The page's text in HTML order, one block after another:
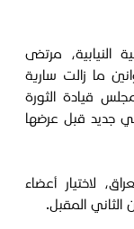
النيابية، مرتضى
ما زالت سارية
قيادة الثورة
جديد قبل عرضها
لاختيار أعضاء